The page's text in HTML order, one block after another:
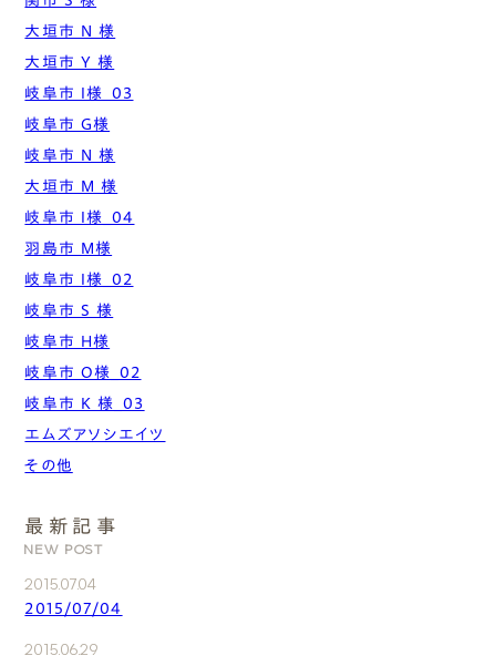
大垣市 N 様
大垣市 Y 様
岐阜市 I様_03
岐阜市 G様
岐阜市 N 様
大垣市 M 様
岐阜市 I様_04
羽島市 M様
岐阜市 I様_02
岐阜市 S 様
岐阜市 H様
岐阜市 O様_02
岐阜市 K 様_03
エムズアソシエイツ
その他
最新記事
NEW POST
2015.07.04
2015/07/04
2015.06.29